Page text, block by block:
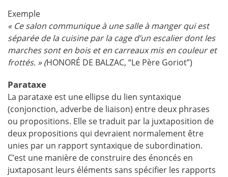
Exemple
« Ce salon communique à une salle à manger qui est
séparée de la cuisine par la cage d’un escalier dont les
marches sont en bois et en carreaux mis en couleur et
frottés. » (HONORÉ DE BALZAC, “Le Père Goriot”)
Parataxe
La parataxe est une ellipse du lien syntaxique
(conjonction, adverbe de liaison) entre deux phrases
ou propositions. Elle se traduit par la juxtaposition de
deux propositions qui devraient normalement être
unies par un rapport syntaxique de subordination.
C’est une manière de construire des énoncés en
juxtaposant leurs éléments sans spécifier les rapports